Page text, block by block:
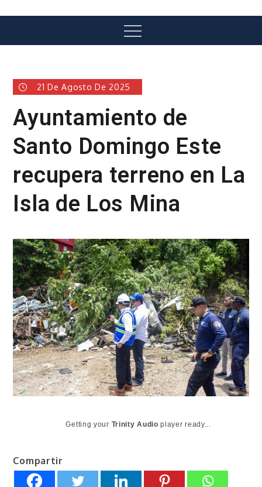
Menu
21 De Agosto De 2025
Ayuntamiento de
Santo Domingo Este
recupera terreno en La
Isla de Los Mina
Getting your Trinity Audio player ready...
Compartir